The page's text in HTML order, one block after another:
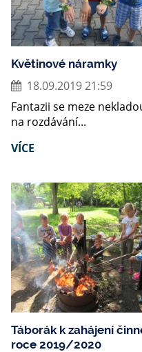
Květinové náramky
18.09.2019 21:59
Fantazii se meze
na rozdávání...
VÍCE
Táborák k zahájení
roce 2019/2020